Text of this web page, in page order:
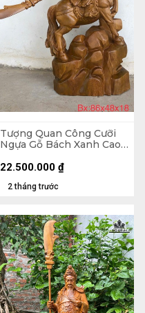
Tượng Quan Công Cưỡi
Ngựa Gỗ Bách Xanh Cao
2 tháng trước
22.500.000 ₫